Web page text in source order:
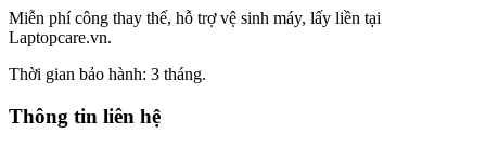
Miễn phí công thay thế, hỗ trợ vệ sinh máy, lấy liền tại
Laptopcare.vn.
Thời gian bảo hành: 3 tháng.
Thông tin liên hệ